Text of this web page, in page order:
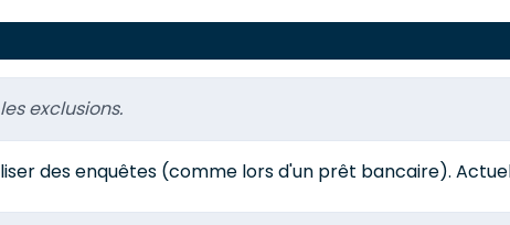
exclusions.
des enquêtes (comme lors d'un prêt bancaire).